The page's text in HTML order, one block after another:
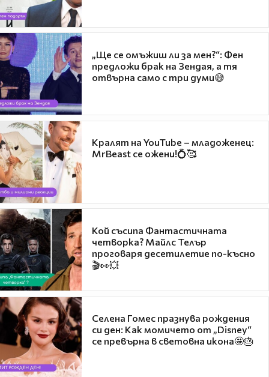
„Ще се омъжиш ли за мен?“: Фен
предложи брак на Зендая, а тя
отвърна само с три думи😅
Кралят на YouTube – младоженец:
MrBeast се ожени!💍🥰
Кой съсипа Фантастичната
четворка? Майлс Телър
проговаря десетилетие по-късно
🎬👀💥
Селена Гомес празнува рождения
си ден: Как момичето от „Disney“
се превърна в световна икона🤩🎂